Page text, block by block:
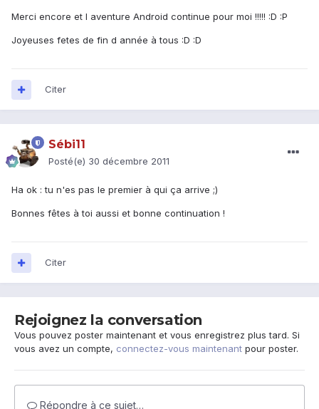
Merci encore et l aventure Android continue pour moi !!!!! :D :P
Joyeuses fetes de fin d année à tous :D :D
Citer
Sébi11
Posté(e) 30 décembre 2011
Ha ok : tu n'es pas le premier à qui ça arrive ;)
Bonnes fêtes à toi aussi et bonne continuation !
Citer
Rejoignez la conversation
Vous pouvez poster maintenant et vous enregistrez plus tard. Si
vous avez un compte, connectez-vous maintenant pour poster.
Répondre à ce sujet…